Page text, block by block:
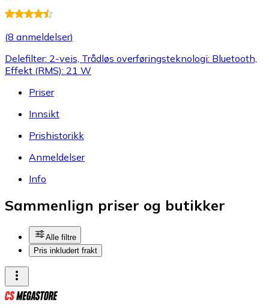
(8 anmeldelser)
Delefilter: 2-veis, Trådløs overføringsteknologi: Bluetooth,
Effekt (RMS): 21 W
Priser
Innsikt
Prishistorikk
Anmeldelser
Info
Sammenlign priser og butikker
Alle filtre
Pris inkludert frakt